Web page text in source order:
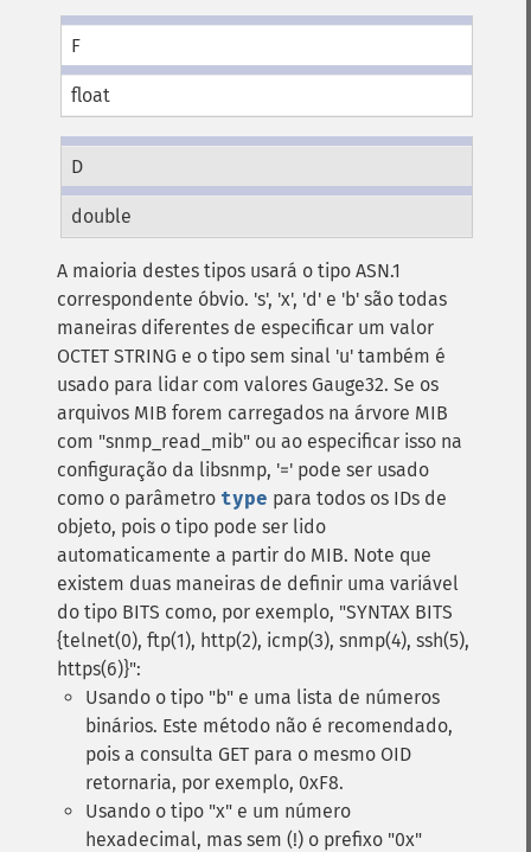
F
float
D
double
A maioria destes tipos usará o tipo ASN.1
correspondente óbvio. 's', 'x', 'd' e 'b' são todas
maneiras diferentes de especificar um valor
OCTET STRING e o tipo sem sinal 'u' também é
usado para lidar com valores Gauge32. Se os
arquivos MIB forem carregados na árvore MIB
com "snmp_read_mib" ou ao especificar isso na
configuração da libsnmp, '=' pode ser usado
como o parâmetro type para todos os IDs de
objeto, pois o tipo pode ser lido
automaticamente a partir do MIB. Note que
existem duas maneiras de definir uma variável
do tipo BITS como, por exemplo, "SYNTAX BITS
{telnet(0), ftp(1), http(2), icmp(3), snmp(4), ssh(5),
https(6)}":
Usando o tipo "b" e uma lista de números
binários. Este método não é recomendado,
pois a consulta GET para o mesmo OID
retornaria, por exemplo, 0xF8.
Usando o tipo "x" e um número
hexadecimal, mas sem (!) o prefixo "0x"